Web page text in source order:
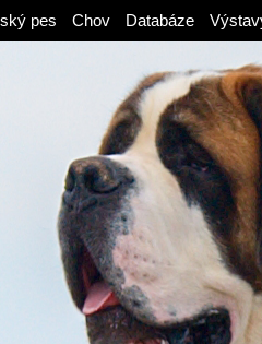
pes Chov Databáze